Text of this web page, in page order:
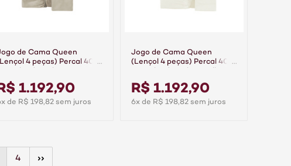
de Cama Queen
4 peças) Percal 400
1.192,90
de R$ 198,82 sem juros
Jogo de Cama Queen
(Lençol 4 peças) Percal 400
R$ 1.192,90
6x de R$ 198,82 sem juros
4